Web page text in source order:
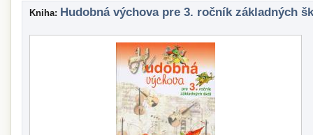
Kniha: Hudobná výchova pre 3. ročník základných